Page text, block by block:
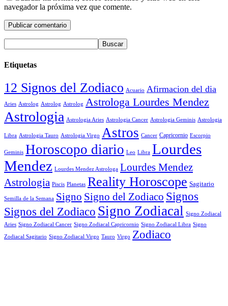
navegador la próxima vez que comente.
Etiquetas
12 Signos del Zodiaco Acuario Afirmacion del dia
Aries Astrolog Astrolog Astrolog Astrologa Lourdes Mendez
Astrologia Astrologia Aries Astrologia Cancer Astrologia Geminis Astrologia
Libra Astrologia Tauro Astrologia Virgo Astros Cancer Capricornio Escorpio
Geminis Horoscopo diario Leo Libra Lourdes
Mendez Lourdes Mendez Astrologa Lourdes Mendez
Astrologia Piscis Planetas Reality Horoscope Sagitario
Semilla de la Semana Signo Signo del Zodiaco Signos
Signos del Zodiaco Signo Zodiacal Signo Zodiacal
Aries Signo Zodiacal Cancer Signo Zodiacal Capricornio Signo Zodiacal Libra Signo
Zodiacal Sagitario Signo Zodiacal Virgo Tauro Virgo Zodiaco